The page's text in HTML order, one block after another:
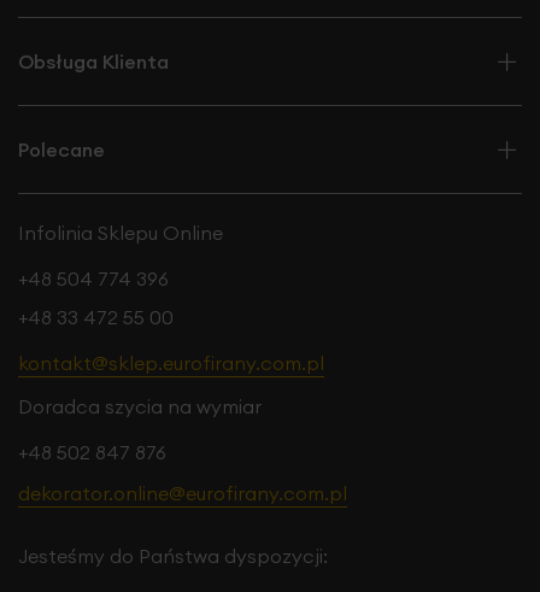
Obsługa Klienta
Polecane
Infolinia Sklepu Online
+48 504 774 396
+48 33 472 55 00
kontakt@sklep.eurofirany.com.pl
Doradca szycia na wymiar
+48 502 847 876
dekorator.online@eurofirany.com.pl
Jesteśmy do Państwa dyspozycji: